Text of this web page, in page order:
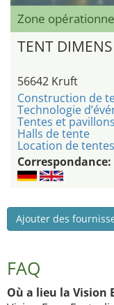
Zone
TENT
56642 Kruft
Construction de
Technologie
Tentes et
Halls de tente
Location de tentes
Correspondance:
Ajouter des
FAQ
Où a lieu la Vision